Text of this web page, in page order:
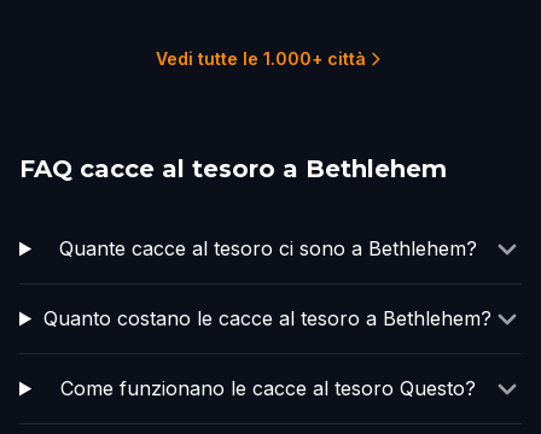
Vedi tutte le 1.000+ città
FAQ cacce al tesoro a Bethlehem
Quante cacce al tesoro ci sono a Bethlehem?
Quanto costano le cacce al tesoro a Bethlehem?
Come funzionano le cacce al tesoro Questo?